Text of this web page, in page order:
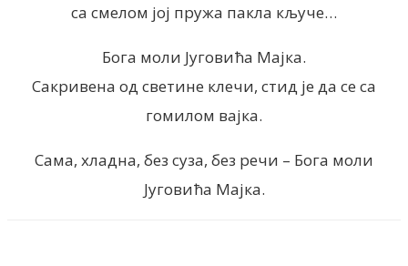
са смелом јој пружа пакла кључе…
Бога моли Југовића Мајка.
Сакривена од светине клечи, стид је да се са
гомилом вајка.
Сама, хладна, без суза, без речи – Бога моли
Југовића Мајка.